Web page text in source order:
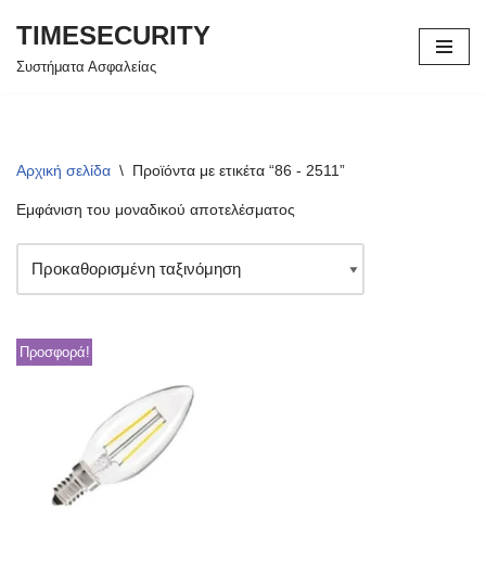
Μεταπηδήστε
TIMESECURITY
Συστήματα Ασφαλείας
Αρχική σελίδα \ Προϊόντα με ετικέτα “86 - 2511”
Εμφάνιση του μοναδικού αποτελέσματος
Προσφορά!